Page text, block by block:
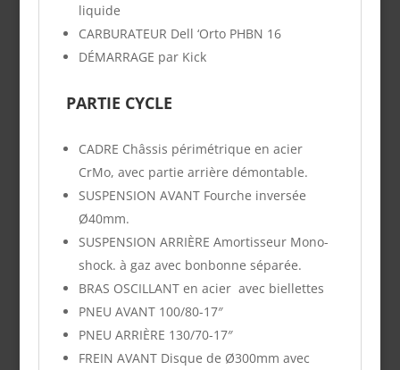
liquide
CARBURATEUR Dell ‘Orto PHBN 16
DÉMARRAGE par Kick
PARTIE CYCLE
CADRE Châssis périmétrique en acier
CrMo, avec partie arrière démontable.
SUSPENSION AVANT Fourche inversée
Ø40mm.
SUSPENSION ARRIÈRE Amortisseur Mono-
shock. à gaz avec bonbonne séparée.
BRAS OSCILLANT en acier avec biellettes
PNEU AVANT 100/80-17″
PNEU ARRIÈRE 130/70-17″
FREIN AVANT Disque de Ø300mm avec